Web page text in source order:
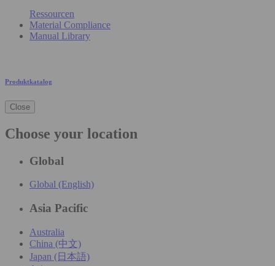
Ressourcen
Material Compliance
Manual Library
Produktkatalog
Close
Choose your location
Global
Global (English)
Asia Pacific
Australia
China (中文)
Japan (日本語)